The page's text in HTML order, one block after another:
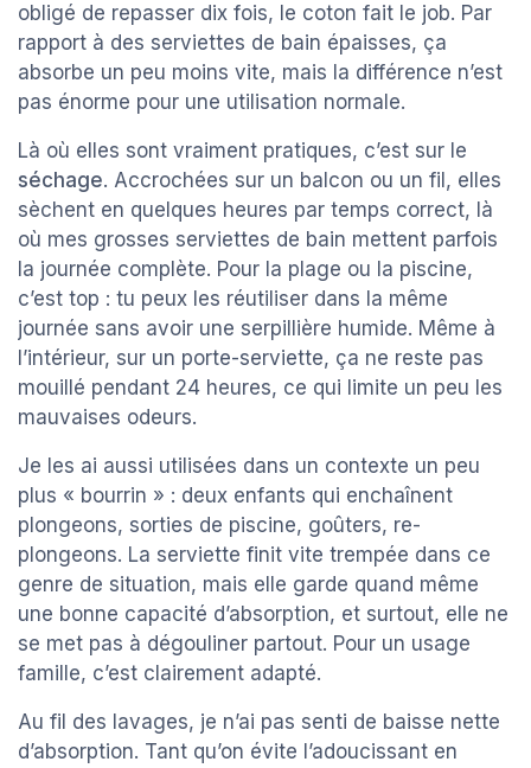
obligé de repasser dix fois, le coton fait le job. Par
rapport à des serviettes de bain épaisses, ça
absorbe un peu moins vite, mais la différence n’est
pas énorme pour une utilisation normale.
Là où elles sont vraiment pratiques, c’est sur le
séchage. Accrochées sur un balcon ou un fil, elles
sèchent en quelques heures par temps correct, là
où mes grosses serviettes de bain mettent parfois
la journée complète. Pour la plage ou la piscine,
c’est top : tu peux les réutiliser dans la même
journée sans avoir une serpillière humide. Même à
l’intérieur, sur un porte-serviette, ça ne reste pas
mouillé pendant 24 heures, ce qui limite un peu les
mauvaises odeurs.
Je les ai aussi utilisées dans un contexte un peu
plus « bourrin » : deux enfants qui enchaînent
plongeons, sorties de piscine, goûters, re-
plongeons. La serviette finit vite trempée dans ce
genre de situation, mais elle garde quand même
une bonne capacité d’absorption, et surtout, elle ne
se met pas à dégouliner partout. Pour un usage
famille, c’est clairement adapté.
Au fil des lavages, je n’ai pas senti de baisse nette
d’absorption. Tant qu’on évite l’adoucissant en